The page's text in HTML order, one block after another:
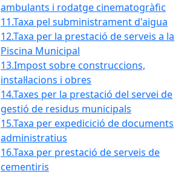
ambulants i rodatge cinematogràfic
11.Taxa pel subministrament d'aigua
12.Taxa per la prestació de serveis a la
Piscina Municipal
13.Impost sobre construccions,
instal·lacions i obres
14.Taxes per la prestació del servei de
gestió de residus municipals
15.Taxa per expedicició de documents
administratius
16.Taxa per prestació de serveis de
cementiris